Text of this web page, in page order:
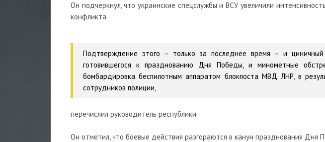
Он подчеркнул, что украинские спецслужбы и ВСУ увеличили
конфликта.
Подтверждение этого – только за последнее время – и циничный
готовившегося к празднованию Дня Победы, и минометные
бомбардировка беспилотным аппаратом блокпоста МВД ЛНР, в
сотрудников полиции,
перечислил руководитель республики.
Он отметил, что боевые действия разгораются в канун празднования Дня